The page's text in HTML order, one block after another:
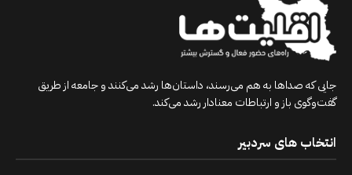
جایی که صداها به هم می‌رسند، داستان‌ها رشد می‌کنند و جامعه از طریق
گفت‌وگوی باز و ارتباطات معنادار رشد می‌کند.
انتخاب های سردبیر